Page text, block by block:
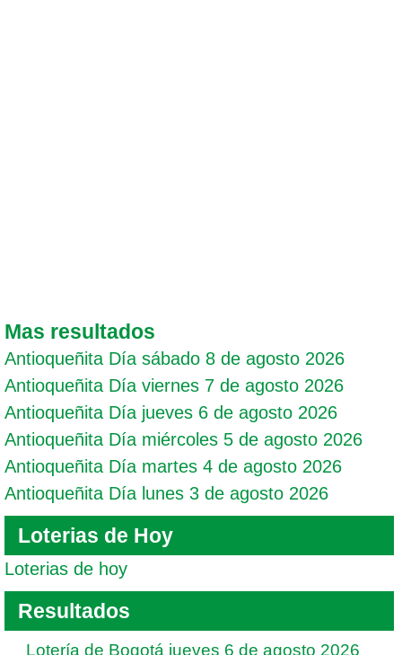
Mas resultados
Antioqueñita Día sábado 8 de agosto 2026
Antioqueñita Día viernes 7 de agosto 2026
Antioqueñita Día jueves 6 de agosto 2026
Antioqueñita Día miércoles 5 de agosto 2026
Antioqueñita Día martes 4 de agosto 2026
Antioqueñita Día lunes 3 de agosto 2026
Loterias de Hoy
Loterias de hoy
Resultados
Lotería de Bogotá jueves 6 de agosto 2026